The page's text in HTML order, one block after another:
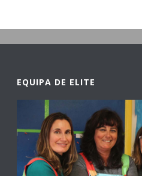
EQUIPA DE ELITE